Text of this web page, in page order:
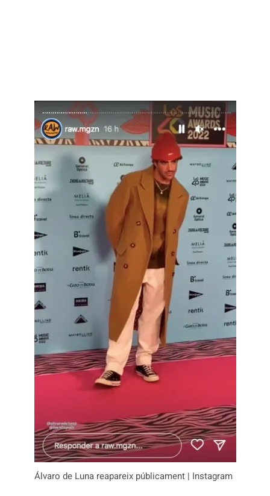
Álvaro de Luna reapareix públicament | Instagram